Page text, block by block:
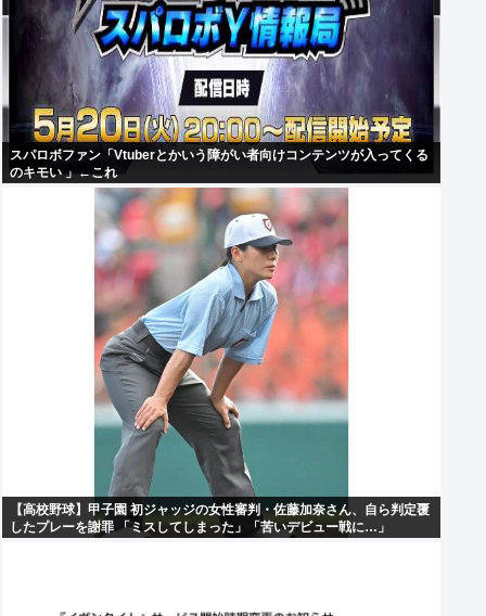
スパロボファン「Vtuberとかいう障がい者向けコンテンツが入ってくる
のキモい 」←これ
【高校野球】甲子園 初ジャッジの女性審判・佐藤加奈さん、自ら判定覆
したプレーを謝罪 「ミスしてしまった」「苦いデビュー戦に…」